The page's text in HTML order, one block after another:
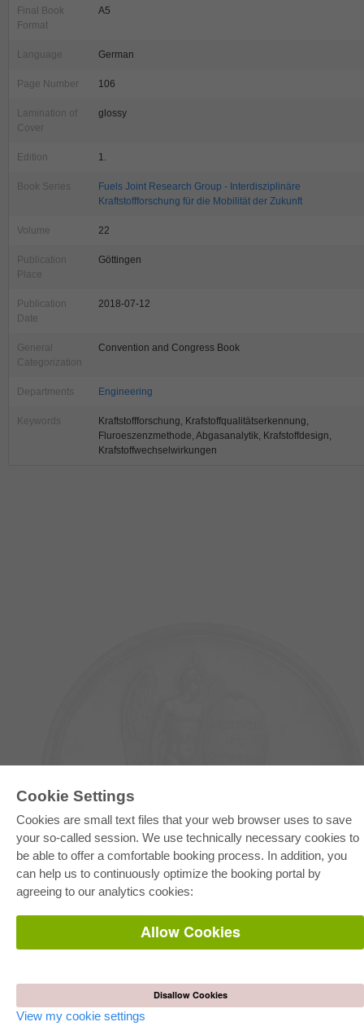
Cookie Settings
Cookies are small text files that your web browser uses to save
your so-called session. We use technically necessary cookies to
be able to offer a comfortable booking process. In addition, you
can help us to continuously optimize the booking portal by
agreeing to our analytics cookies:
Allow Cookies
Disallow Cookies
View my cookie settings
Final Book
Format
A5
Language German
Page Number 106
Lamination of
Cover
glossy
Edition 1.
Book Series
Fuels Joint Research Group - Interdisziplinäre
Kraftstoffforschung für die Mobilität der Zukunft
Volume 22
Publication
Place
Göttingen
Publication
Date
2018-07-12
General
Categorization
Convention and Congress Book
Departments Engineering
Keywords
Kraftstoffforschung, Krafstoffqualitätserkennung,
Fluroeszenzmethode, Abgasanalytik, Krafstoffdesign,
Krafstoffwechselwirkungen
Department Packages
Pick & Choose
E-Book Delivery
Frequently Asked Questions (FAQ)
ONLINE STORE
AUTOR WERDEN
Publish dissertation